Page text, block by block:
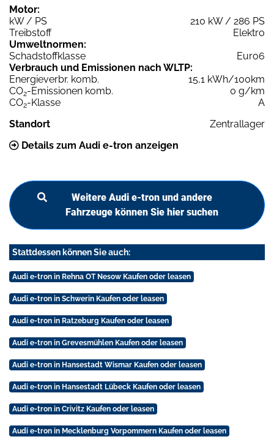
Motor:
kW / PS
210 kW / 286 PS
Treibstoff
Elektro
Umweltnormen:
Schadstoffklasse
Euro6
Verbrauch und Emissionen nach WLTP:
Energieverbr. komb.
15,1 kWh/100km
CO2-Emissionen komb.
0 g/km
CO2-Klasse
A
Standort
Zentrallager
Details zum Audi e-tron anzeigen
Weitere Audi e-tron und andere
Fahrzeuge können Sie hier suchen
Stattdessen können Sie auch:
Audi e-tron in Rehna OT Nesow Kaufen oder leasen
Audi e-tron in Schwerin Kaufen oder leasen
Audi e-tron in Ratzeburg Kaufen oder leasen
Audi e-tron in Grevesmühlen Kaufen oder leasen
Audi e-tron in Hansestadt Wismar Kaufen oder leasen
Audi e-tron in Hansestadt Lübeck Kaufen oder leasen
Audi e-tron in Crivitz Kaufen oder leasen
Audi e-tron in Mecklenburg Vorpommern Kaufen oder leasen